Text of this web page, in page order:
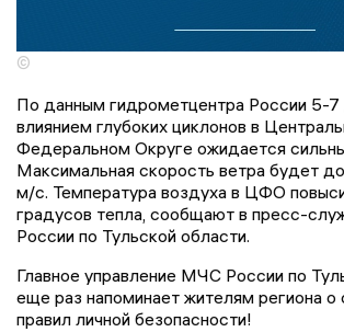
©
По данным гидрометцентра России 5-
влиянием глубоких циклонов в
Федеральном Округе ожидается
Максимальная скорость ветра будет
м/с. Температура воздуха в ЦФО
градусов тепла, сообщают в пресс-
России по Тульской области.
Главное управление МЧС России по
еще раз напоминает жителям региона
правил личной безопасности!